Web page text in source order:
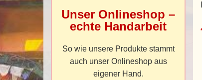
Unser Onlineshop –
echte Handarbeit
So wie unsere Produkte stammt
auch unser Onlineshop aus
eigener Hand.